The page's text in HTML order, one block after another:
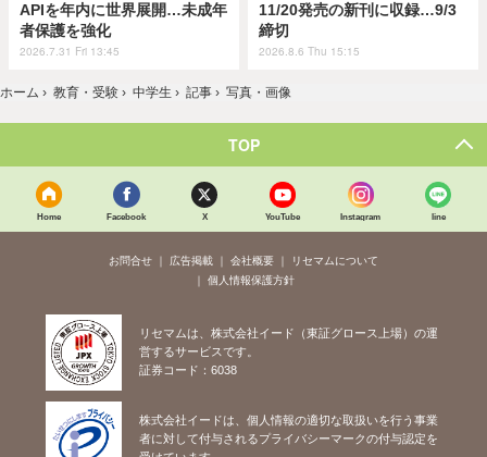
APIを年内に世界展開…未成年
者保護を強化
2026.7.31 Fri 13:45
11/20発売の新刊に収録…9/3
締切
2026.8.6 Thu 15:15
ホーム › 教育・受験 › 中学生 › 記事 › 写真・画像
TOP
Home Facebook X YouTube Instagram line
お問合せ 広告掲載 会社概要
リセマムについて
個人情報保護方針
リセマムは、株式会社イード（東証グロース上場）の運
営するサービスです。
証券コード：6038
株式会社イードは、個人情報の適切な取扱いを行う事業
者に対して付与されるプライバシーマークの付与認定を